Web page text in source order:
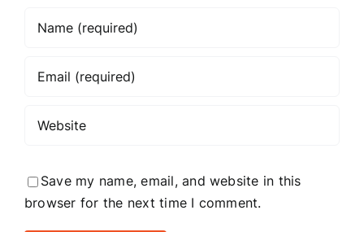
Save my name, email, and website in this
browser for the next time I comment.